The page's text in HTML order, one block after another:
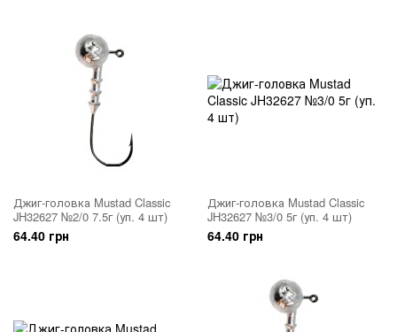
Джиг-головка Mustad Classic
JH32627 №2/0 7.5г (уп. 4 шт)
64.40 грн
Джиг-головка Mustad Classic
JH32627 №3/0 5г (уп. 4 шт)
64.40 грн